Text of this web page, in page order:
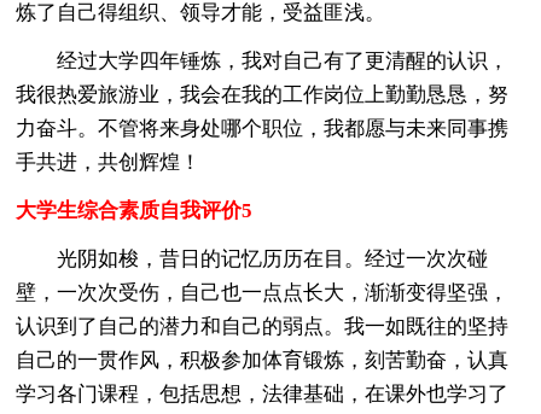
炼了自己得组织、领导才能，受益匪浅。
经过大学四年锤炼，我对自己有了更清醒的认识，
我很热爱旅游业，我会在我的工作岗位上勤勤恳恳，努
力奋斗。不管将来身处哪个职位，我都愿与未来同事携
手共进，共创辉煌！
大学生综合素质自我评价5
光阴如梭，昔日的记忆历历在目。经过一次次碰
壁，一次次受伤，自己也一点点长大，渐渐变得坚强，
认识到了自己的潜力和自己的弱点。我一如既往的坚持
自己的一贯作风，积极参加体育锻炼，刻苦勤奋，认真
学习各门课程，包括思想，法律基础，在课外也学习了